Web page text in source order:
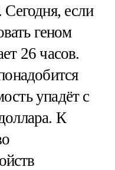
Сегодня, если
геном
26 часов.
упадёт с
К